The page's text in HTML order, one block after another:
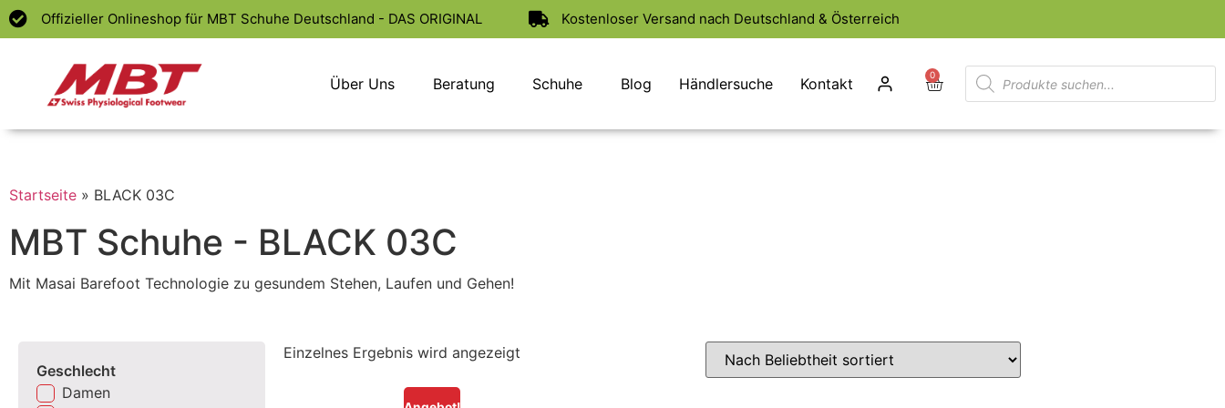
Offizieller Onlineshop für MBT Schuhe Deutschland - DAS ORIGINAL Kostenloser Versand nach Deutschland & Österreich
Über Uns Beratung Schuhe Blog Händlersuche Kontakt 0
Startseite » BLACK 03C
MBT Schuhe - BLACK 03C
Mit Masai Barefoot Technologie zu gesundem Stehen, Laufen und Gehen!
Geschlecht
Damen
Einzelnes Ergebnis wird angezeigt